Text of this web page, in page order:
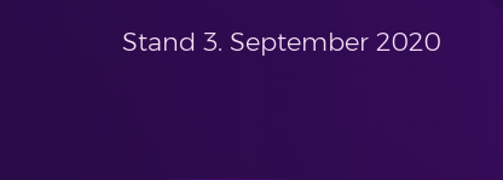
Stand 3. September 2020